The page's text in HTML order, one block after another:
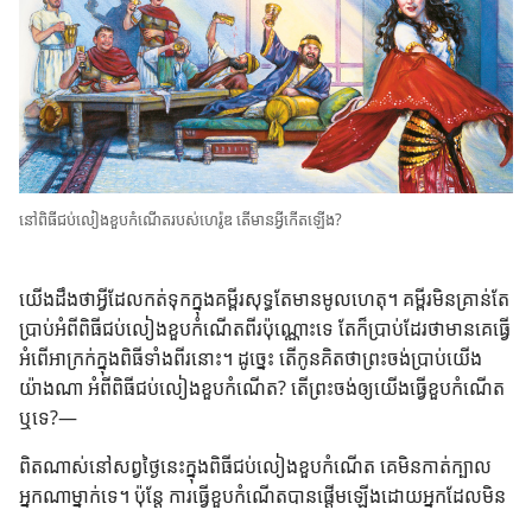
នៅ​ពិធី​ជប់​លៀង​ខួប​កំណើត​របស់​ហេរ៉ូឌ តើ​មាន​អ្វី​កើត​ឡើង?
យើង​ដឹង​ថា​អ្វី​ដែល​កត់​ទុក​ក្នុង​គម្ពីរ​សុទ្ធតែ​មាន​មូលហេតុ។ គម្ពីរ​មិន​គ្រាន់​តែ​
ប្រាប់​អំពី​ពិធី​ជប់​លៀង​ខួប​កំណើត​ពីរ​ប៉ុណ្ណោះ​ទេ តែ​ក៏​ប្រាប់​ដែរ​ថា​មាន​គេ​ធ្វើ​
អំពើ​អាក្រក់​ក្នុង​ពិធី​ទាំង​ពីរ​នោះ។ ដូច្នេះ តើ​កូន​គិត​ថា​ព្រះ​ចង់​ប្រាប់​យើង​
យ៉ាង​ណា អំពី​ពិធី​ជប់​លៀង​ខួប​កំណើត? តើ​ព្រះ​ចង់​ឲ្យ​យើង​ធ្វើ​ខួប​កំណើត​
ឬ​ទេ?—
ពិត​ណាស់​នៅ​សព្វ​ថ្ងៃ​នេះ​ក្នុង​ពិធី​ជប់​លៀង​ខួប​កំណើត គេ​មិន​កាត់​ក្បាល​
អ្នក​ណា​ម្នាក់​ទេ។ ប៉ុន្តែ ការ​ធ្វើ​ខួប​កំណើត​បាន​ផ្ដើម​ឡើង​ដោយ​អ្នក​ដែល​មិន​